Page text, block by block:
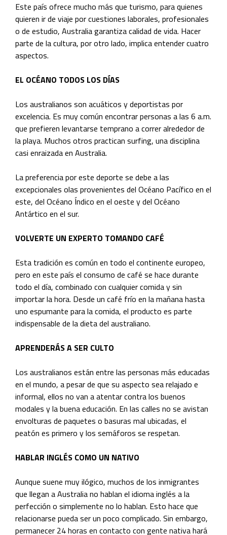
Este país ofrece mucho más que turismo, para quienes
quieren ir de viaje por cuestiones laborales, profesionales
o de estudio, Australia garantiza calidad de vida. Hacer
parte de la cultura, por otro lado, implica entender cuatro
aspectos.
EL OCÉANO TODOS LOS DÍAS
Los australianos son acuáticos y deportistas por
excelencia. Es muy común encontrar personas a las 6 a.m.
que prefieren levantarse temprano a correr alrededor de
la playa. Muchos otros practican surfing, una disciplina
casi enraizada en Australia.
La preferencia por este deporte se debe a las
excepcionales olas provenientes del Océano Pacífico en el
este, del Océano Índico en el oeste y del Océano
Antártico en el sur.
VOLVERTE UN EXPERTO TOMANDO CAFÉ
Esta tradición es común en todo el continente europeo,
pero en este país el consumo de café se hace durante
todo el día, combinado con cualquier comida y sin
importar la hora. Desde un café frío en la mañana hasta
uno espumante para la comida, el producto es parte
indispensable de la dieta del australiano.
APRENDERÁS A SER CULTO
Los australianos están entre las personas más educadas
en el mundo, a pesar de que su aspecto sea relajado e
informal, ellos no van a atentar contra los buenos
modales y la buena educación. En las calles no se avistan
envolturas de paquetes o basuras mal ubicadas, el
peatón es primero y los semáforos se respetan.
HABLAR INGLÉS COMO UN NATIVO
Aunque suene muy ilógico, muchos de los inmigrantes
que llegan a Australia no hablan el idioma inglés a la
perfección o simplemente no lo hablan. Esto hace que
relacionarse pueda ser un poco complicado. Sin embargo,
permanecer 24 horas en contacto con gente nativa hará